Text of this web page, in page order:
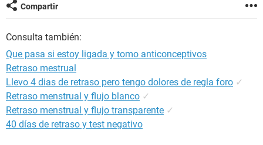
Compartir
Consulta también:
Que pasa si estoy ligada y tomo anticonceptivos
Retraso mestrual
Llevo 4 dias de retraso pero tengo dolores de regla foro ✓
Retraso menstrual y flujo blanco ✓
Retraso menstrual y flujo transparente ✓
40 días de retraso y test negativo